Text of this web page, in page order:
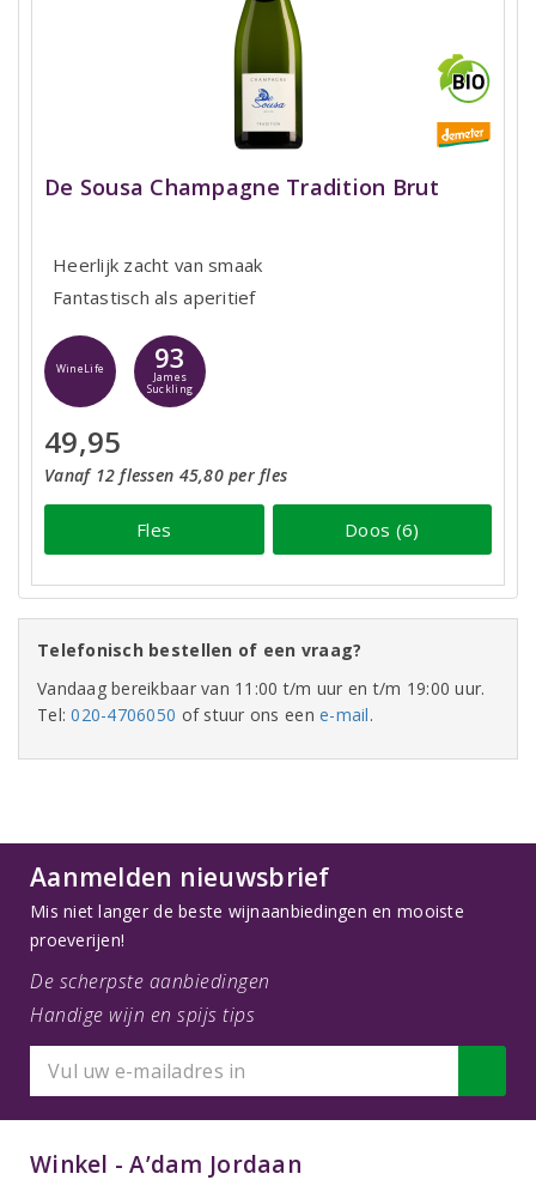
De Sousa Champagne Tradition Brut
Heerlijk zacht van smaak
Fantastisch als aperitief
WineLife 93
James
Suckling
49,95
Vanaf 12 flessen 45,80 per fles
Fles Doos (6)
Telefonisch bestellen of een vraag?
Vandaag bereikbaar van 11:00 t/m uur en t/m 19:00 uur.
Tel:020-4706050 of stuur ons eene-mail.
Aanmelden nieuwsbrief
Mis niet langer de beste wijnaanbiedingen en mooiste
proeverijen!
De scherpste aanbiedingen
Handige wijn en spijs tips
Winkel - A’dam Jordaan